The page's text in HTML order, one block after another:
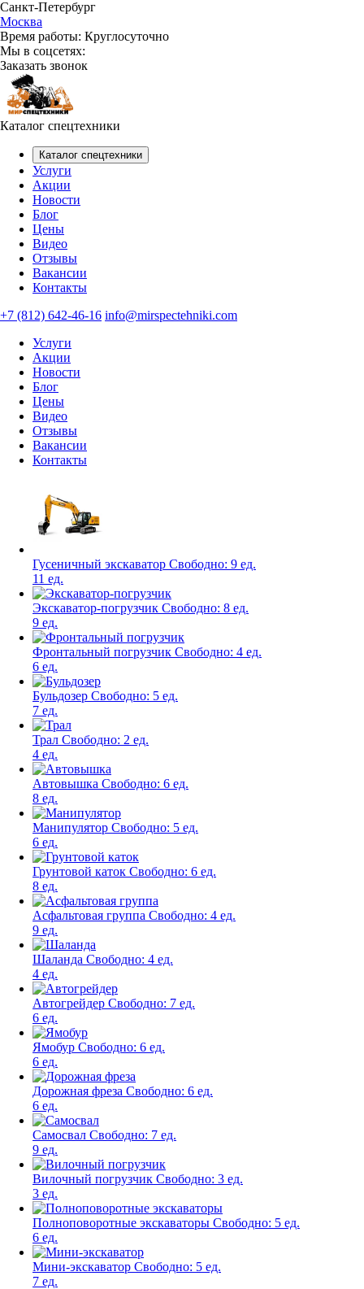
Санкт-Петербург
Москва
Время работы: Круглосуточно
Мы в соцсетях:
Заказать звонок
Каталог спецтехники
Каталог спецтехники
Услуги
Акции
Новости
Блог
Цены
Видео
Отзывы
Вакансии
Контакты
+7 (812) 642-46-16 info@mirspectehniki.com
Услуги
Акции
Новости
Блог
Цены
Видео
Отзывы
Вакансии
Контакты
Гусеничный экскаватор Свободно: 9 ед.
11 ед.
Экскаватор-погрузчик Свободно: 8 ед.
9 ед.
Фронтальный погрузчик Свободно: 4 ед.
6 ед.
Бульдозер Свободно: 5 ед.
7 ед.
Трал Свободно: 2 ед.
4 ед.
Автовышка Свободно: 6 ед.
8 ед.
Манипулятор Свободно: 5 ед.
6 ед.
Грунтовой каток Свободно: 6 ед.
8 ед.
Асфальтовая группа Свободно: 4 ед.
9 ед.
Шаланда Свободно: 4 ед.
4 ед.
Автогрейдер Свободно: 7 ед.
6 ед.
Ямобур Свободно: 6 ед.
6 ед.
Дорожная фреза Свободно: 6 ед.
6 ед.
Самосвал Свободно: 7 ед.
9 ед.
Вилочный погрузчик Свободно: 3 ед.
3 ед.
Полноповоротные экскаваторы Свободно: 5 ед.
6 ед.
Мини-экскаватор Свободно: 5 ед.
7 ед.